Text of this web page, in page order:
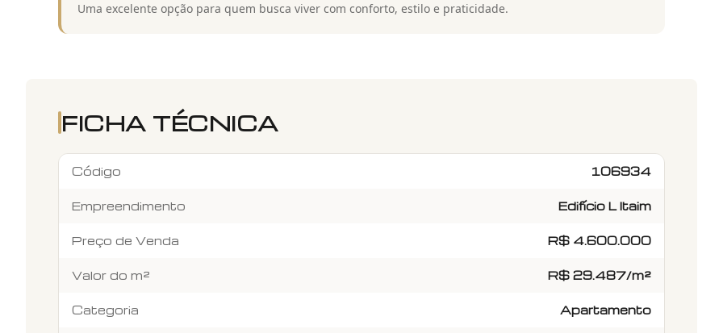
Uma excelente opção para quem busca viver com conforto, estilo e praticidade.
FICHA TÉCNICA
Código 106934
Empreendimento Edifício L Itaim
Preço de Venda R$ 4.600.000
Valor do m² R$ 29.487/m²
Categoria Apartamento